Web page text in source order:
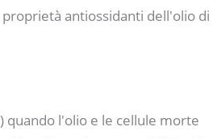
antiossidanti dell'olio di
quando l'olio e le cellule morte